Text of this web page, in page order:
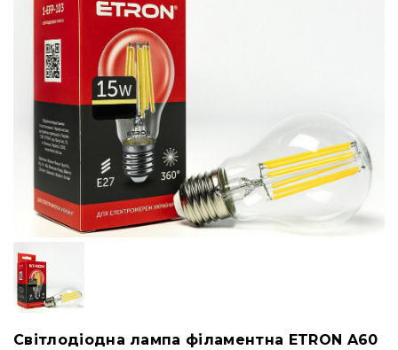
Світлодіодна лампа філаментна ETRON A60